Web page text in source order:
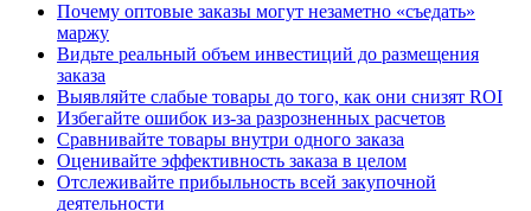
Почему оптовые заказы могут незаметно «съедать»
маржу
Видьте реальный объем инвестиций до размещения
заказа
Выявляйте слабые товары до того, как они снизят ROI
Избегайте ошибок из-за разрозненных расчетов
Сравнивайте товары внутри одного заказа
Оценивайте эффективность заказа в целом
Отслеживайте прибыльность всей закупочной
деятельности